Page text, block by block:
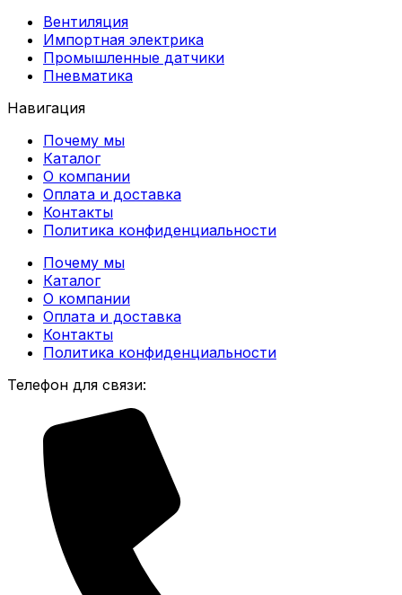
Вентиляция
Импортная электрика
Промышленные датчики
Пневматика
Навигация
Почему мы
Каталог
О компании
Оплата и доставка
Контакты
Политика конфиденциальности
Почему мы
Каталог
О компании
Оплата и доставка
Контакты
Политика конфиденциальности
Телефон для связи: